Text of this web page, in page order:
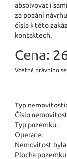
absolvovat i
za podání
čísla k této
kontaktech.
Cena:
Včetně právního
Typ nemovitosti:
Číslo
Typ pozemku:
Operace:
Nemovitost
Plocha pozemku: